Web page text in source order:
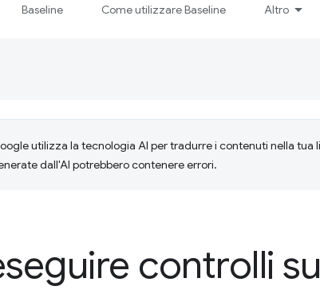
Baseline Come utilizzare Baseline Altro
utilizza la tecnologia AI per tradurre i contenuti nella tua
dall'AI potrebbero contenere errori.
controlli